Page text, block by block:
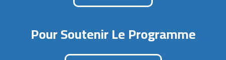
Pour Soutenir Le Programme​